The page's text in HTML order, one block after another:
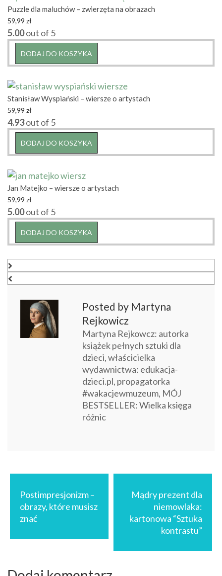
Puzzle dla maluchów – zwierzęta na obrazach
59,99 zł
5.00out of 5
DODAJ DO KOSZYKA
Stanisław Wyspiański – wiersze o artystach
59,99 zł
4.93out of 5
DODAJ DO KOSZYKA
Jan Matejko – wiersze o artystach
59,99 zł
5.00out of 5
DODAJ DO KOSZYKA
Posted by Martyna
Rejkowicz
Martyna Rejkowcz: autorka
książek pełnych sztuki dla
dzieci, właścicielka
wydawnictwa: edukacja-
dzieci.pl, propagatorka
#wakacjewmuzeum, MÓJ
BESTSELLER: Wielka księga
różnic
Nawigacja
wpisu
Postimpresjonizm –
obrazy, które musisz
znać
Mądry prezent dla
niemowlaka:
kartonowa “Sztuka
kontrastu”